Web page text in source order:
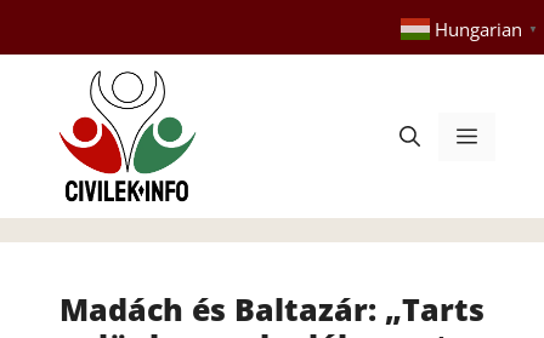
tartalomba
Hungarian ▼
Menü
Madách és Baltazár: „Tarts